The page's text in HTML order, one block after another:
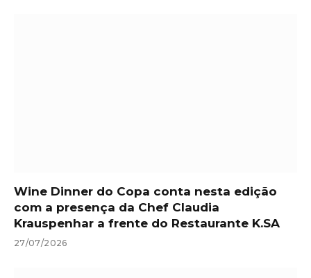
Wine Dinner do Copa conta nesta edição
com a presença da Chef Claudia
Krauspenhar a frente do Restaurante K.SA
27/07/2026